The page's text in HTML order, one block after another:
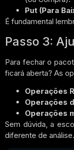
Put (Para
É fundamental
Passo 3:
Para fechar o
ficará aberta? As
Operações
Operações
Operações
Sem dúvida, a
diferente de análise.